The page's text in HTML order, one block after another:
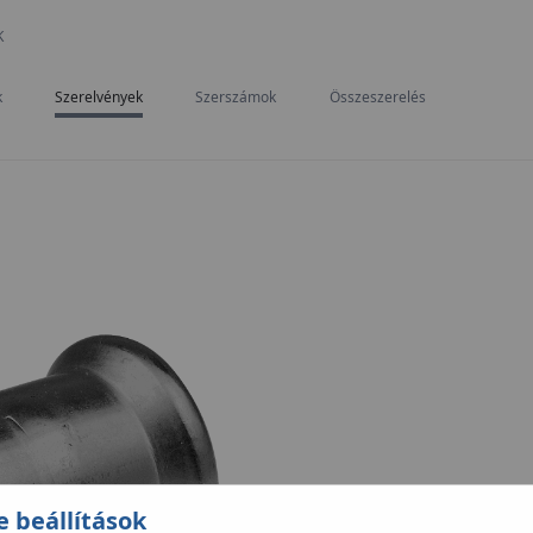
Szerelvények Szerszámok Összeszerelés
rendszer
beállítások